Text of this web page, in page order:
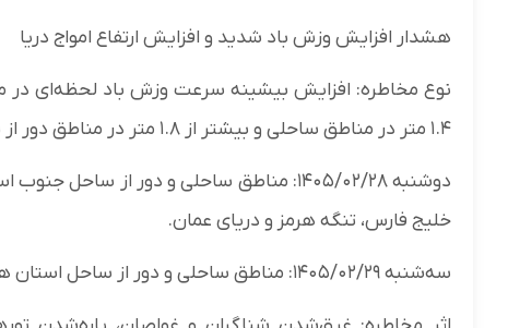
هشدار افزایش وزش باد شدید و افزایش ارتفاع امواج دریا
۱.۴ متر در مناطق ساحلی و بیشتر از ۱.۸ متر در مناطق دور از ساحل
دوشنبه ۱۴۰۵/۰۲/۲۸: مناطق ساحلی و دور از
خلیج فارس، تنگه هرمز و دریای عمان.
سه‌شنبه ۱۴۰۵/۰۲/۲۹: مناطق ساحلی و دور از ساحل استان هرمزگان، در خلیج فارس، تنگه هرمز و دریای عمان.